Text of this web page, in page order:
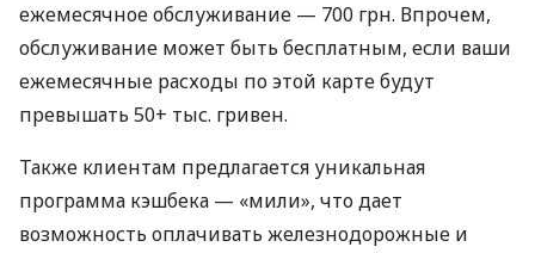
ежемесячное обслуживание — 700 грн. Впрочем,
обслуживание может быть бесплатным, если ваши
ежемесячные расходы по этой карте будут
превышать 50+ тыс. гривен.
Также клиентам предлагается уникальная
программа кэшбека — «мили», что дает
возможность оплачивать железнодорожные и